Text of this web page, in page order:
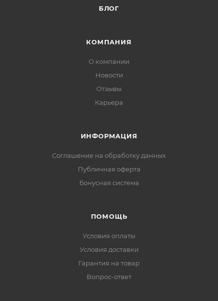
БЛОГ
КОМПАНИЯ
О компании
Новости
Отзывы
Карьера
ИНФОРМАЦИЯ
Соглашение на обработку данных
Публичная оферта
Бонусная система
ПОМОЩЬ
Условия оплаты
Условия доставки
Гарантия на товар
Вопрос-ответ